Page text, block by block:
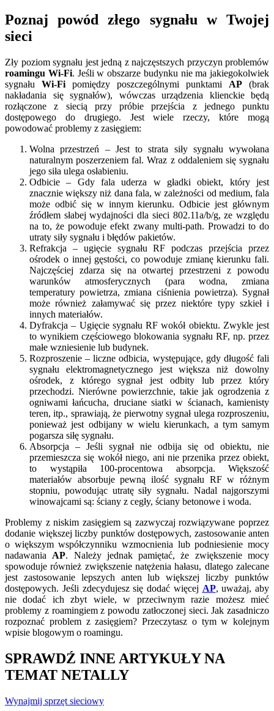
Poznaj powód złego sygnału w Twojej
sieci
Zły poziom sygnału jest jedną z najczęstszych przyczyn problemów
roamingu Wi-Fi. Jeśli w obszarze budynku nie ma jakiegokolwiek
sygnału Wi-Fi pomiędzy poszczególnymi punktami AP (brak
nakładania się sygnałów), wówczas urządzenia klienckie będą
rozłączone z siecią przy próbie przejścia z jednego punktu
dostępowego do drugiego. Jest wiele rzeczy, które mogą
powodować problemy z zasięgiem:
Wolna przestrzeń – Jest to strata siły sygnału wywołana
naturalnym poszerzeniem fal. Wraz z oddaleniem się sygnału
jego siła ulega osłabieniu.
Odbicie – Gdy fala uderza w gładki obiekt, który jest
znacznie większy niż dana fala, w zależności od medium, fala
może odbić się w innym kierunku. Odbicie jest głównym
źródłem słabej wydajności dla sieci 802.11a/b/g, ze względu
na to, że powoduje efekt zwany multi-path. Prowadzi to do
utraty siły sygnału i błędów pakietów.
Refrakcja – ugięcie sygnału RF podczas przejścia przez
ośrodek o innej gęstości, co powoduje zmianę kierunku fali.
Najczęściej zdarza się na otwartej przestrzeni z powodu
warunków atmosferycznych (para wodna, zmiana
temperatury powietrza, zmiana ciśnienia powietrza). Sygnał
może również załamywać się przez niektóre typy szkieł i
innych materiałów.
Dyfrakcja – Ugięcie sygnału RF wokół obiektu. Zwykle jest
to wynikiem częściowego blokowania sygnału RF, np. przez
małe wzniesienie lub budynek.
Rozproszenie – liczne odbicia, występujące, gdy długość fali
sygnału elektromagnetycznego jest większa niż dowolny
ośrodek, z którego sygnał jest odbity lub przez który
przechodzi. Nierówne powierzchnie, takie jak ogrodzenia z
ogniwami łańcucha, druciane siatki w ścianach, kamienisty
teren, itp., sprawiają, że pierwotny sygnał ulega rozproszeniu,
ponieważ jest odbijany w wielu kierunkach, a tym samym
pogarsza siłę sygnału.
Absorpcja – Jeśli sygnał nie odbija się od obiektu, nie
przemieszcza się wokół niego, ani nie przenika przez obiekt,
to wystąpiła 100-procentowa absorpcja. Większość
materiałów absorbuje pewną ilość sygnału RF w różnym
stopniu, powodując utratę siły sygnału. Nadal najgorszymi
winowajcami są: ściany z cegły, ściany betonowe i woda.
Problemy z niskim zasięgiem są zazwyczaj rozwiązywane poprzez
dodanie większej liczby punktów dostępowych, zastosowanie anten
o większym współczynniku wzmocnienia lub podniesienie mocy
nadawania AP. Należy jednak pamiętać, że zwiększenie mocy
spowoduje również zwiększenie natężenia hałasu, dlatego zalecane
jest zastosowanie lepszych anten lub większej liczby punktów
dostępowych. Jeśli zdecydujesz się dodać więcej AP, uważaj, aby
nie dodać ich zbyt wiele, w przeciwnym razie możesz mieć
problemy z roamingiem z powodu zatłoczonej sieci. Jak zasadniczo
rozpoznać problem z zasięgiem? Przeczytasz o tym w kolejnym
wpisie blogowym o roamingu.
SPRAWDŹ INNE ARTYKUŁY NA
TEMAT NETALLY
Wynajmij sprzęt sieciowy